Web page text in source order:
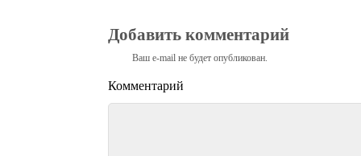
Добавить комментарий
Ваш e-mail не будет опубликован.
Комментарий